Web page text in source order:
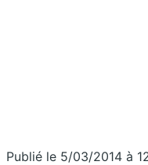
Publié le 5/03/2014 à